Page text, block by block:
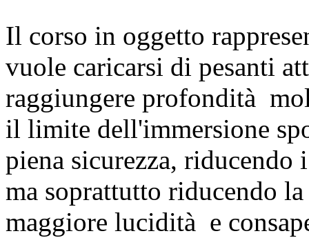
Il corso in oggetto
vuole caricarsi di pesanti
raggiungere profondità
il limite dell'immersione
piena sicurezza,
ma soprattutto riducendo
maggiore lucidità e